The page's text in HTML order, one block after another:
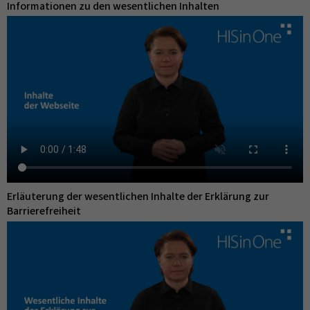
Informationen zu den wesentlichen Inhalten
Erläuterung der wesentlichen Inhalte der Erklärung zur
Barrierefreiheit